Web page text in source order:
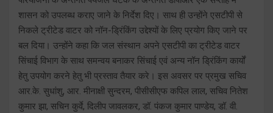
शासन को उपलब्ध कराए जाने के निर्देश दिए। साथ ही उन्होंने एसटीपी से
निकले ट्रीटेड वाटर को नॉन-ड्रिंकिंग उद्देश्यों के लिए प्रयोग किए जाने पर
बल दिया। उन्होंने कहा कि जल संस्थान अपने एसटीपी का ट्रीटेड वाटर
सिंचाई विभाग के साथ समन्वय बनाकर सिंचाई एवं अन्य नॉन ड्रिंकिंग कार्यों
हेतु उपयोग करने हेतु भी प्रस्ताव तैयार करे। इस अवसर पर प्रमुख सचिव
आर.के. सुधांशु, आर. मीनाक्षी सुन्दरम, पीसीसीएफ कपिल लाल, सचिव नितेश
कुमार झा, सचिन कुर्वे, दिलीप जावलकर, डॉ. पंकज कुमार पाण्डेय, डॉ. वी.